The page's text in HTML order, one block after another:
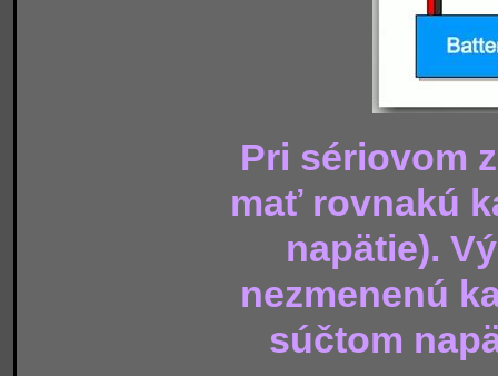
Pri sériovom
mať rovnakú
napätie).
nezmenenú
súčtom